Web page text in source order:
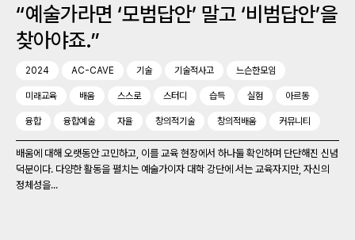
“예술가라면 ‘모범답안’ 말고 ‘비범답안’을
찾아야죠.”
2024 AC-CAVE 기술 기술적사고 느슨한모임
미래교육 배움 스스로 스터디 습득 실험 아르동
융합 융합예술 자율 창의적기술 창의적배움 커뮤니티
배움에 대해 오랫동안 고민하고, 이를 교육 현장에서 하나둘 확인하며 단단해진 신념
덕분이다. 다양한 활동을 펼치는 예술가이자 대학 강단에 서는 교육자지만, 자신의
정체성을...